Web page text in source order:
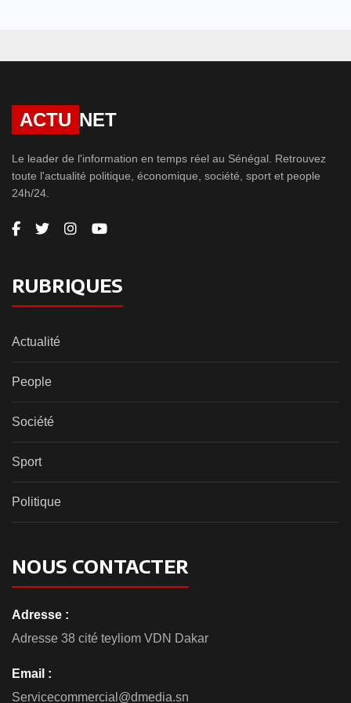
ACTU NET
Le leader de l'information en temps réel au Sénégal. Retrouvez
toute l'actualité politique, économique, société, sport et people
24h/24.
RUBRIQUES
Actualité
People
Société
Sport
Politique
NOUS CONTACTER
Adresse :
Adresse 38 cité teyliom VDN Dakar
Email :
Servicecommercial@dmedia.sn